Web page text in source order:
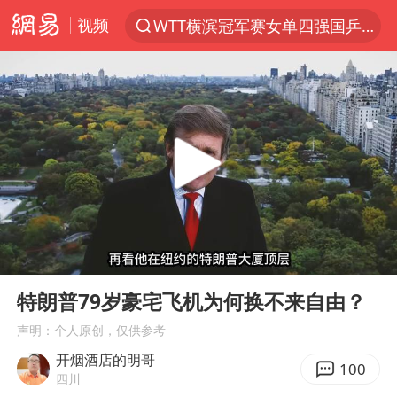
视频
WTT横滨冠军赛女单四强国乒占三席
光影经济撬动暑期消费新蓝海
拜登癌症已扩散
白海豚登陆前还将加强
浙江省发出今年第2号指挥长令
河南刑案嫌犯被抓 逃窜时伤害多人
情侣在平潭拍日出时坠崖致一死一伤
选专业别因“热门”窄化“热爱”
央视新主播李秋莹孙亚鹏亮相
大V：马科斯把路走绝了
Play
00:00 05:48
特朗普79岁豪宅飞机为何换不来自由？
声明：个人原创，仅供参考
开烟酒店的明哥
四川 100